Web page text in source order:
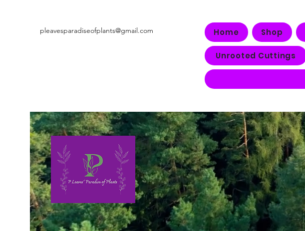
pleavesparadiseofplants@gmail.com Home Shop
Unrooted Cuttings